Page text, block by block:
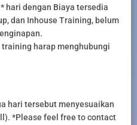
hari dengan Biaya tersedia
dan Inhouse Training, belum
harap menghubungi
hari tersebut menyesuaikan
*Please feel free to contact